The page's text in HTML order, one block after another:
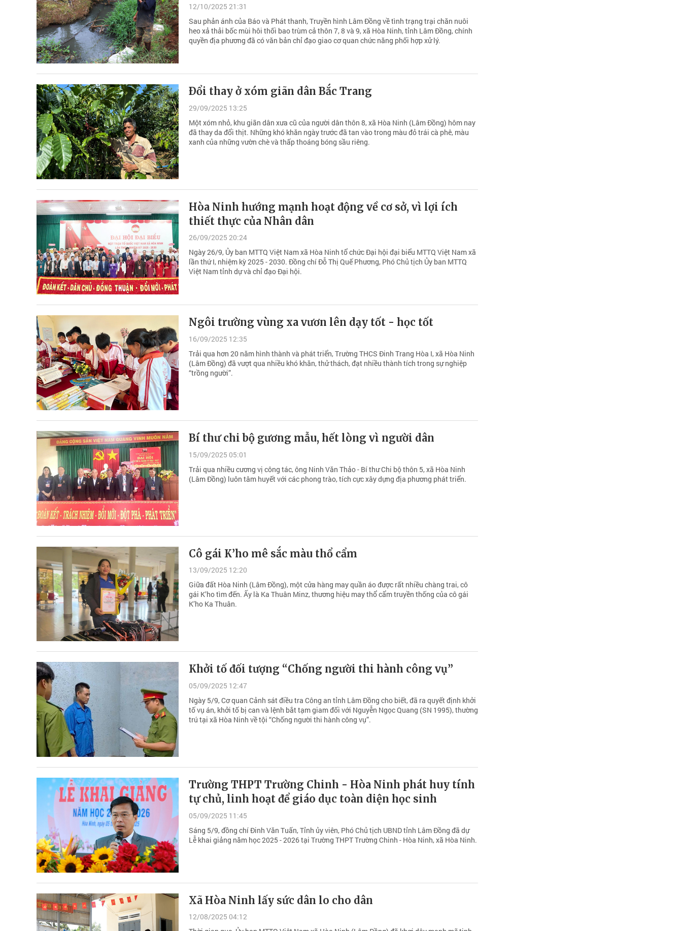
12/10/2025 21:31
Sau phản ánh của Báo và Phát thanh, Truyền hình Lâm Đồng về tình trạng trại chăn nuôi
heo xả thải bốc mùi hôi thối bao trùm cả thôn 7, 8 và 9, xã Hòa Ninh, tỉnh Lâm Đồng, chính
quyền địa phương đã có văn bản chỉ đạo giao cơ quan chức năng phối hợp xử lý.
Ðổi thay ở xóm giãn dân Bắc Trang
29/09/2025 13:25
Một xóm nhỏ, khu giãn dân xưa cũ của người dân thôn 8, xã Hòa Ninh (Lâm Đồng) hôm nay
đã thay da đổi thịt. Những khó khăn ngày trước đã tan vào trong màu đỏ trái cà phê, màu
xanh của những vườn chè và thấp thoáng bóng sầu riêng.
Hòa Ninh hướng mạnh hoạt động về cơ sở, vì lợi ích
thiết thực của Nhân dân
26/09/2025 20:24
Ngày 26/9, Ủy ban MTTQ Việt Nam xã Hòa Ninh tổ chức Đại hội đại biểu MTTQ Việt Nam xã
lần thứ I, nhiệm kỳ 2025 - 2030. Đồng chí Đỗ Thị Quế Phương, Phó Chủ tịch Ủy ban MTTQ
Việt Nam tỉnh dự và chỉ đạo Đại hội.
Ngôi trường vùng xa vươn lên dạy tốt - học tốt
16/09/2025 12:35
Trải qua hơn 20 năm hình thành và phát triển, Trường THCS Đinh Trang Hòa I, xã Hòa Ninh
(Lâm Đồng) đã vượt qua nhiều khó khăn, thử thách, đạt nhiều thành tích trong sự nghiệp
“trồng người”.
Bí thư chi bộ gương mẫu, hết lòng vì người dân
15/09/2025 05:01
Trải qua nhiều cương vị công tác, ông Ninh Văn Thảo - Bí thư Chi bộ thôn 5, xã Hòa Ninh
(Lâm Đồng) luôn tâm huyết với các phong trào, tích cực xây dựng địa phương phát triển.
Cô gái K’ho mê sắc màu thổ cẩm
13/09/2025 12:20
Giữa đất Hòa Ninh (Lâm Đồng), một cửa hàng may quần áo được rất nhiều chàng trai, cô
gái K’ho tìm đến. Ấy là Ka Thuân Minz, thương hiệu may thổ cẩm truyền thống của cô gái
K’ho Ka Thuân.
Khởi tố đối tượng “Chống người thi hành công vụ”
05/09/2025 12:47
Ngày 5/9, Cơ quan Cảnh sát điều tra Công an tỉnh Lâm Đồng cho biết, đã ra quyết định khởi
tố vụ án, khởi tố bị can và lệnh bắt tạm giam đối với Nguyễn Ngọc Quang (SN 1995), thường
trú tại xã Hòa Ninh về tội “Chống người thi hành công vụ”.
Trường THPT Trường Chinh - Hòa Ninh phát huy tính
tự chủ, linh hoạt để giáo dục toàn diện học sinh
05/09/2025 11:45
Sáng 5/9, đồng chí Đinh Văn Tuấn, Tỉnh ủy viên, Phó Chủ tịch UBND tỉnh Lâm Đồng đã dự
Lễ khai giảng năm học 2025 - 2026 tại Trường THPT Trường Chinh - Hòa Ninh, xã Hòa Ninh.
Xã Hòa Ninh lấy sức dân lo cho dân
12/08/2025 04:12